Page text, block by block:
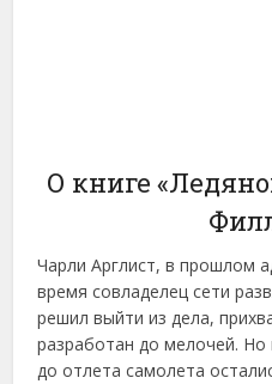
О книге
Чарли Арглист, в прошлом
время совладелец сети
решил выйти из дела,
разработан до мелочей.
до отлета самолета